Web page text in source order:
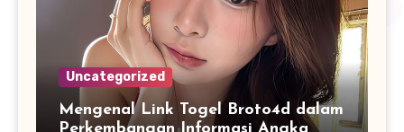
Uncategorized
Mengenal Link Togel Broto4d dalam